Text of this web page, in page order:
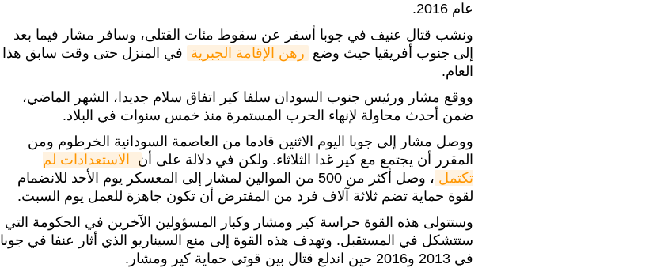
عام 2016.
ونشب قتال عنيف في جوبا أسفر عن سقوط مئات القتلى، وسافر مشار فيما بعد
إلى جنوب أفريقيا حيث وضع رهن الإقامة الجبرية في المنزل حتى وقت سابق هذا
العام.
ووقع مشار ورئيس جنوب السودان سلفا كير اتفاق سلام جديدا، الشهر الماضي،
ضمن أحدث محاولة لإنهاء الحرب المستمرة منذ خمس سنوات في البلاد.
ووصل مشار إلى جوبا اليوم الاثنين قادما من العاصمة السودانية الخرطوم ومن
المقرر أن يجتمع مع كير غدا الثلاثاء. ولكن في دلالة على أن
تكتمل
، وصل أكثر من 500 من الموالين لمشار إلى المعسكر يوم الأحد للانضمام
لقوة حماية تضم ثلاثة آلاف فرد من المفترض أن تكون جاهزة للعمل يوم السبت.
وستتولى هذه القوة حراسة كير ومشار وكبار المسؤولين الآخرين في الحكومة التي
ستتشكل في المستقبل. وتهدف هذه القوة إلى منع السيناريو الذي أثار عنفا في جوبا
في 2013 و2016 حين اندلع قتال بين قوتي حماية كير ومشار.